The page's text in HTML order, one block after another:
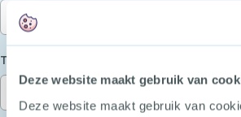
Deze website maakt gebruik van
Deze website maakt gebruik van
Telefoon